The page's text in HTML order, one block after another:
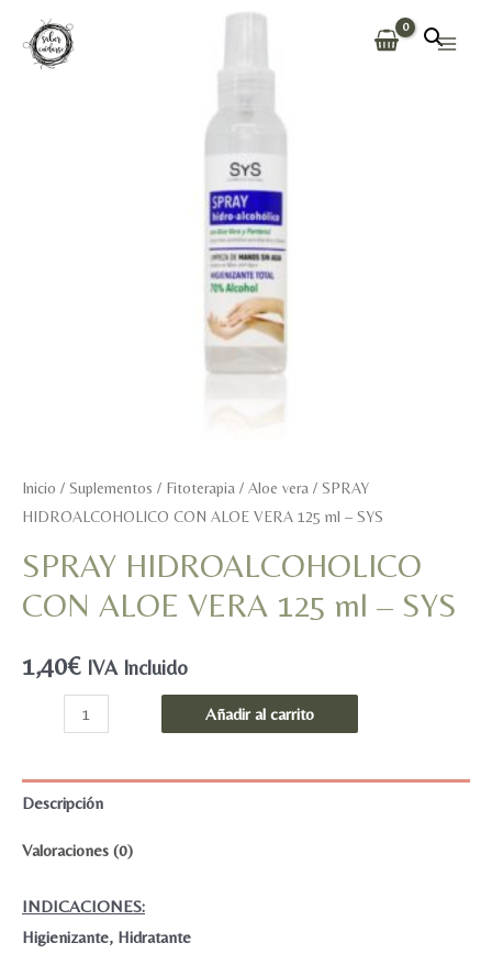
contenido
Inicio / Suplementos / Fitoterapia / Aloe vera / SPRAY
HIDROALCOHOLICO CON ALOE VERA 125 ml – SYS
SPRAY HIDROALCOHOLICO
CON ALOE VERA 125 ml – SYS
1,40€ IVA Incluido
HIDROALCOHOLICO
ALOE
125
Añadir al carrito
Descripción
Valoraciones (0)
INDICACIONES:
Higienizante, Hidratante